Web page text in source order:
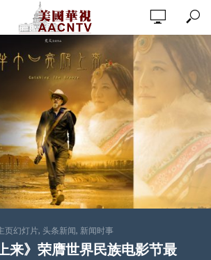
页幻灯片, 头条新闻, 新闻时事
来》荣膺世界民族电影节最